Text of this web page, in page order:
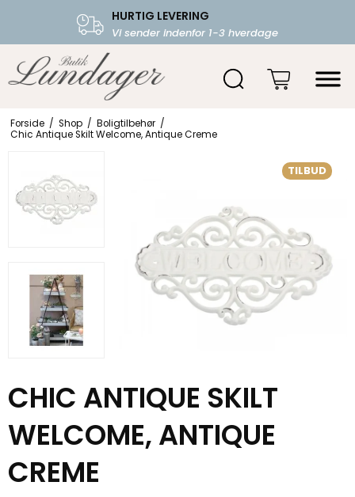
HURTIG LEVERING
Vi sender indenfor 1-3 hverdage
FRI FRAGT OVER 599.-
Starter fra 39,-
Forside / Shop / Boligtilbehør /
Chic Antique Skilt Welcome, Antique Creme
TILBUD
CHIC ANTIQUE SKILT
WELCOME, ANTIQUE
CREME